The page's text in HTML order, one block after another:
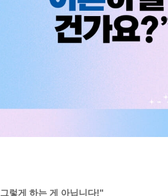
렇게 하는 게 아닙니다!"